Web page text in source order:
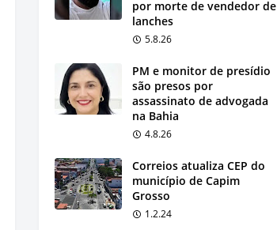
por morte de vendedor de
lanches
5.8.26
PM e monitor de presídio
são presos por
assassinato de advogada
na Bahia
4.8.26
Correios atualiza CEP do
município de Capim
Grosso
1.2.24